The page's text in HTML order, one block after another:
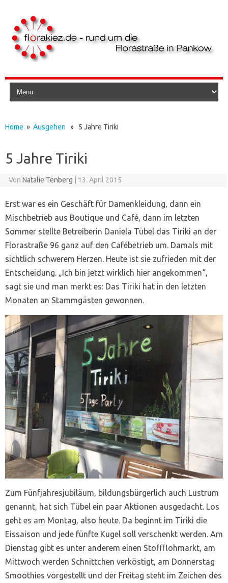
Skip to content
Home » Ausgehen » 5 Jahre Tiriki
5 Jahre Tiriki
Von Natalie Tenberg 13. April 2015
Erst war es ein Geschäft für Damenkleidung, dann ein
Mischbetrieb aus Boutique und Café, dann im letzten
Sommer stellte Betreiberin Daniela Tübel das Tiriki an der
Florastraße 96 ganz auf den Cafébetrieb um. Damals mit
sichtlich schwerem Herzen. Heute ist sie zufrieden mit der
Entscheidung. „Ich bin jetzt wirklich hier angekommen“,
sagt sie und man merkt es: Das Tiriki hat in den letzten
Monaten an Stammgästen gewonnen.
Zum Fünfjahresjubiläum, bildungsbürgerlich auch Lustrum
genannt, hat sich Tübel ein paar Aktionen ausgedacht. Los
geht es am Montag, also heute. Da beginnt im Tiriki die
Eissaison und jede fünfte Kugel soll verschenkt werden. Am
Dienstag gibt es unter anderem einen Stoffflohmarkt, am
Mittwoch werden Schnittchen verköstigt, am Donnerstag
Smoothies vorgestellt und der Freitag steht im Zeichen des